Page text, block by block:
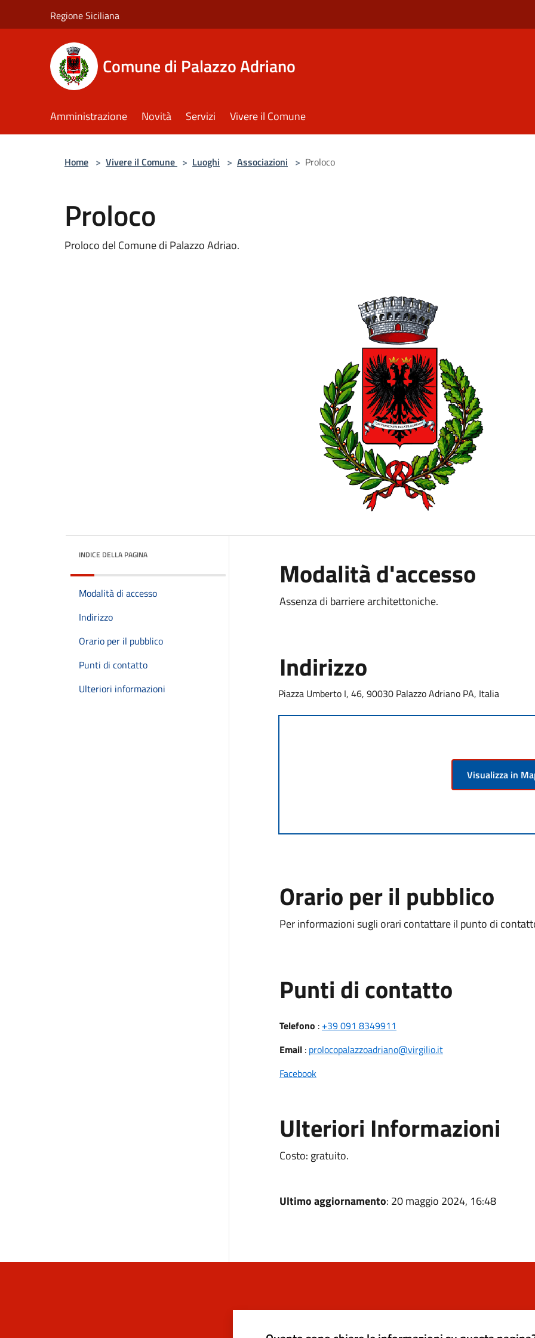
Regione Siciliana
Comune di Palazzo Adriano
Amministrazione Novità Servizi Vivere il Comune
Home > Vivere il Comune > Luoghi > Associazioni > Proloco
Proloco
Proloco del Comune di Palazzo Adriao.
INDICE DELLA PAGINA
Modalità di accesso
Indirizzo
Orario per il pubblico
Punti di contatto
Ulteriori informazioni
Modalità d'accesso
Assenza di barriere architettoniche.
Indirizzo
Piazza Umberto I, 46, 90030 Palazzo Adriano PA, Italia
Visualizza in
Orario per il pubblico
Per informazioni sugli orari contattare il punto di
Punti di contatto
Telefono : +39 091 8349911
Email: prolocopalazzoadriano@virgilio.it
Facebook
Ulteriori Informazioni
Costo: gratuito.
Ultimo aggiornamento: 20 maggio 2024, 16:48